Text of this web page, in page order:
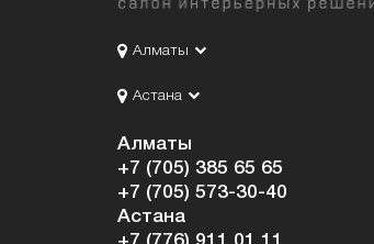
Алматы
Астана
Алматы
+7 (705) 385 65 65
+7 (705) 573-30-40
Астана
+7 (776) 911 01 11